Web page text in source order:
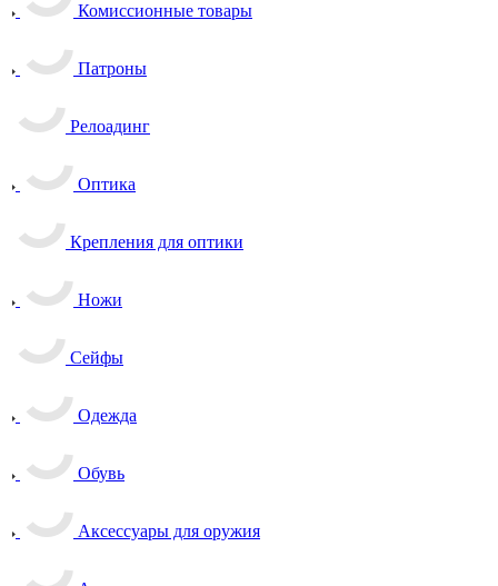
Комиссионные товары
Патроны
Релоадинг
Оптика
Крепления для оптики
Ножи
Сейфы
Одежда
Обувь
Аксессуары для оружия